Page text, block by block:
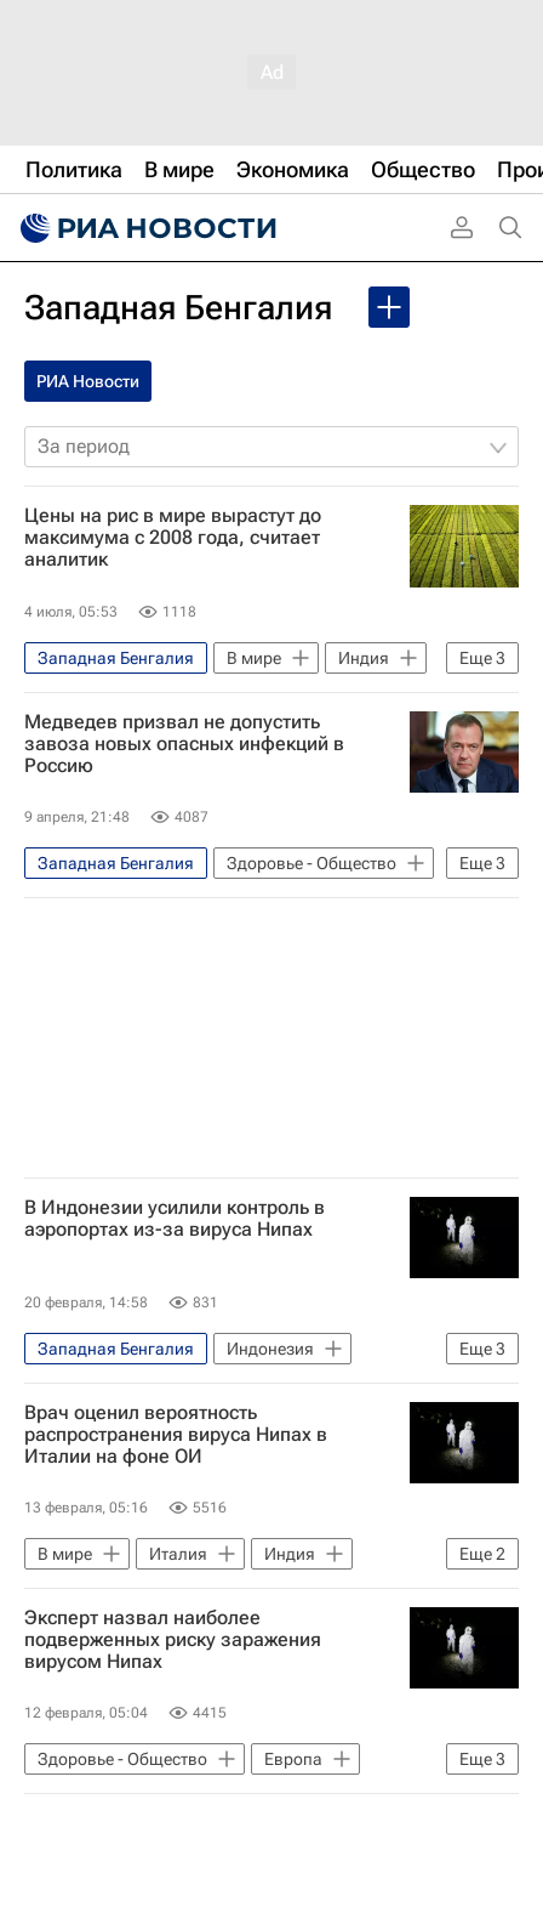
Политика В мире Экономика Общество
Западная Бенгалия
РИА Новости
За период
Цены на рис в мире вырастут до
максимума с 2008 года, считает
аналитик
4 июля, 05:53 1118
Еще3
Западная Бенгалия В мире
Индия
Уттар-Прадеш
Антониу Гутерреш
ООН
Медведев призвал не допустить
завоза новых опасных инфекций в
Россию
9 апреля, 21:48 4087
Еще3
Западная Бенгалия
Здоровье - Общество
Россия
Азия Дмитрий Медведев
В Индонезии усилили контроль в
аэропортах из-за вируса Нипах
20 февраля, 14:58 831
Еще3
Западная Бенгалия
Индонезия
Индия
Вирус Нипах В мире
Врач оценил вероятность
распространения вируса Нипах в
Италии на фоне ОИ
13 февраля, 05:16 5516
Еще2
В мире Италия
Индия
Европа
Зимние Олимпийские игры 2026
Эксперт назвал наиболее
подверженных риску заражения
вирусом Нипах
12 февраля, 05:04 4415
Еще3
Здоровье - Общество
Европа
Восточная Англия
Италия ВОЗ